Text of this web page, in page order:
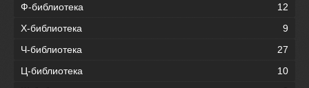
Ф-библиотека
12
Х-библиотека
9
Ч-библиотека
27
Ц-библиотека
10